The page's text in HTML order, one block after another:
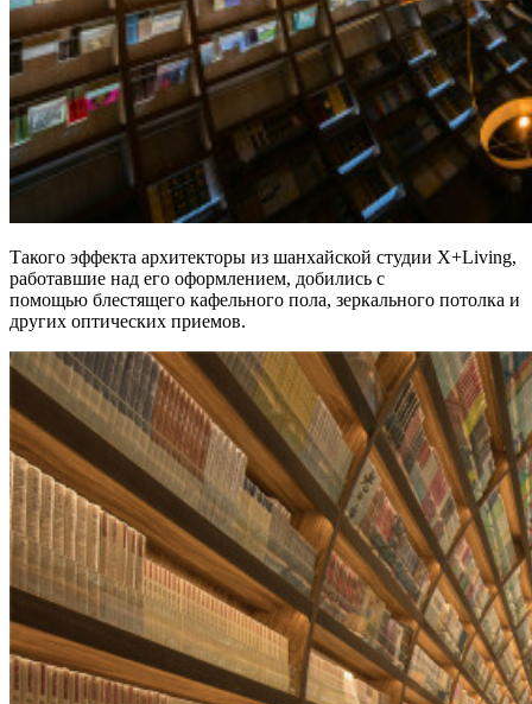
Такого эффекта архитекторы из шанхайской студии X+Living,
работавшие над его оформлением, добились с
помощью блестящего кафельного пола, зеркального потолка и
других оптических приемов.